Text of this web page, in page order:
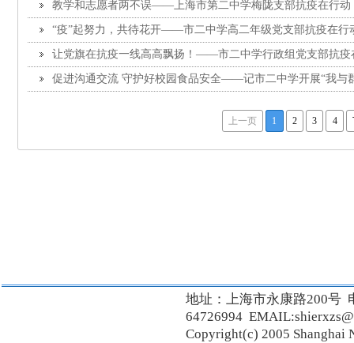
教学和志愿者两不误——上海市第二中学梅陇支部抗疫在行动
“疫”起努力，共待花开——市二中学高二年级党支部抗疫在行
让党旗在抗疫一线高高飘扬！——市二中学行政组党支部抗疫
促进沟通交流 守护好校园食品安全——记市二中学开展“我与
上一页 1 2 3 4
地址：上海市永康路200号
64726994
Copyright(c) 2005 Shanghai